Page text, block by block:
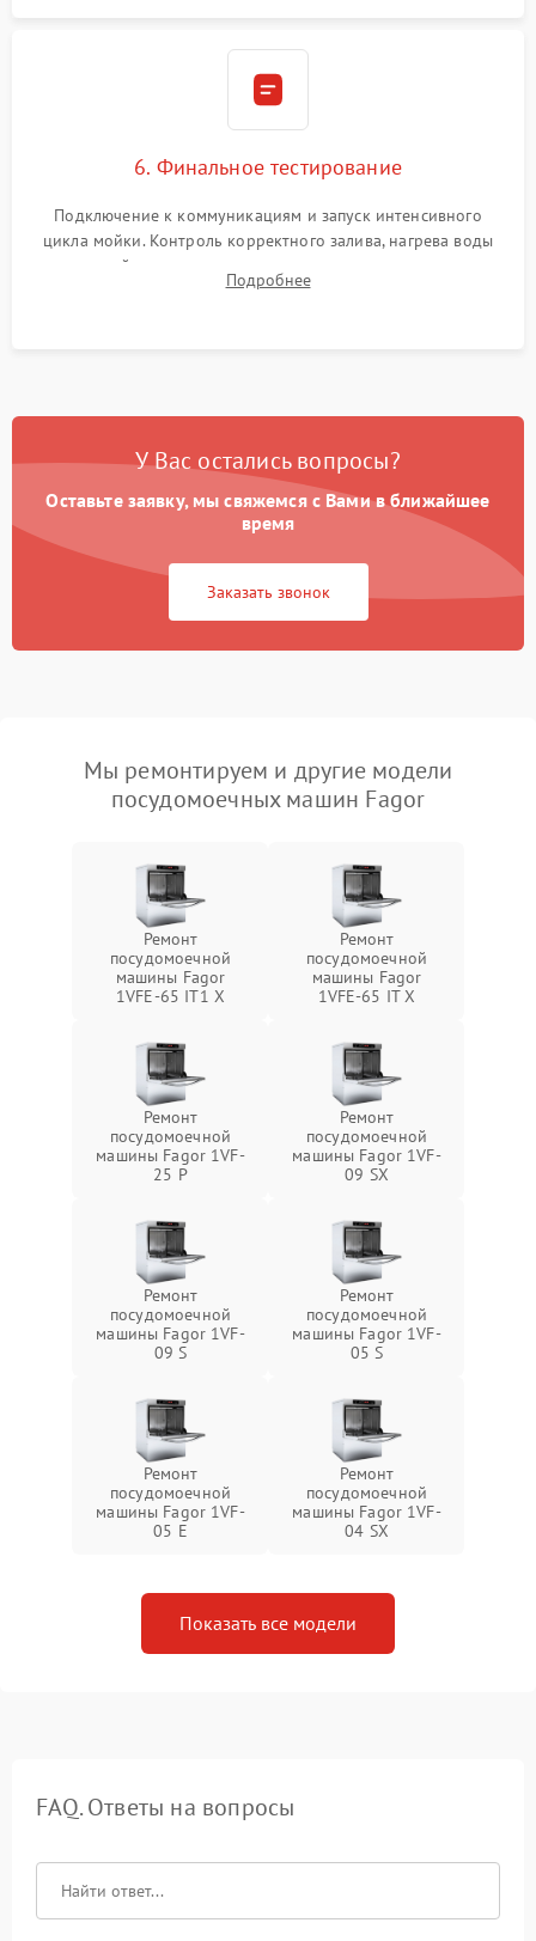
6. Финальное тестирование
Подключение к коммуникациям и запуск интенсивного
цикла мойки. Контроль корректного залива, нагрева воды
до нужной температуры, отсутствия посторонних шумов,
штатного слива и абсолютной сухости в поддоне.
Подробнее
У Вас остались вопросы?
Оставьте заявку, мы свяжемся с Вами в ближайшее
время
Заказать звонок
Мы ремонтируем и другие модели
посудомоечных машин Fagor
Ремонт
посудомоечной
машины Fagor
1VFE-65 IT1 X
Ремонт
посудомоечной
машины Fagor
1VFE-65 IT X
Ремонт
посудомоечной
машины Fagor 1VF-
25 P
Ремонт
посудомоечной
машины Fagor 1VF-
09 SX
Ремонт
посудомоечной
машины Fagor 1VF-
09 S
Ремонт
посудомоечной
машины Fagor 1VF-
05 S
Ремонт
посудомоечной
машины Fagor 1VF-
05 E
Ремонт
посудомоечной
машины Fagor 1VF-
04 SX
Показать все модели
FAQ. Ответы на вопросы